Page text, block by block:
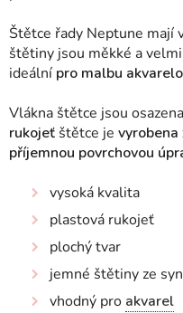
Štětce řady Neptune mají
štětiny jsou měkké a
ideální pro malbu
Vlákna štětce jsou
rukojeť štětce je
příjemnou povrchovou
vysoká kvalita
plastová rukojeť
plochý tvar
jemné štětiny ze
vhodný pro akvarel